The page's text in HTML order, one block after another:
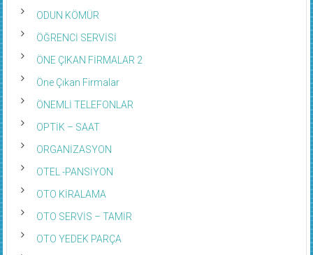
ODUN KÖMÜR
ÖĞRENCİ SERVİSİ
ÖNE ÇIKAN FİRMALAR 2
Öne Çıkan Firmalar
ÖNEMLİ TELEFONLAR
OPTİK – SAAT
ORGANİZASYON
OTEL -PANSİYON
OTO KİRALAMA
OTO SERVİS – TAMİR
OTO YEDEK PARÇA